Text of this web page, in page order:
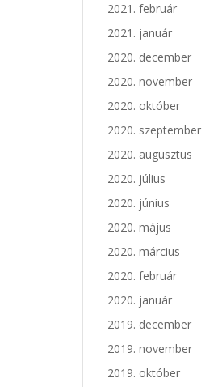
2021. február
2021. január
2020. december
2020. november
2020. október
2020. szeptember
2020. augusztus
2020. július
2020. június
2020. május
2020. március
2020. február
2020. január
2019. december
2019. november
2019. október